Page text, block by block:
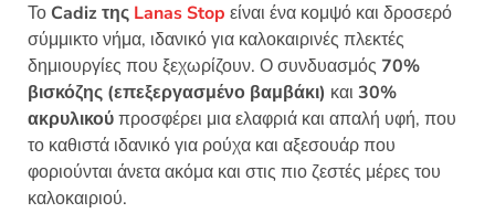
Το Cadiz της Lanas Stop είναι ένα κομψό και δροσερό
σύμμικτο νήμα, ιδανικό για καλοκαιρινές πλεκτές
δημιουργίες που ξεχωρίζουν. Ο συνδυασμός 70%
βισκόζης (επεξεργασμένο βαμβάκι) και 30%
ακρυλικούπροσφέρει μια ελαφριά και απαλή υφή, που
το καθιστά ιδανικό για ρούχα και αξεσουάρ που
φοριούνται άνετα ακόμα και στις πιο ζεστές μέρες του
καλοκαιριού.